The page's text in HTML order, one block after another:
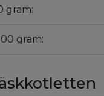
gram:
gram: